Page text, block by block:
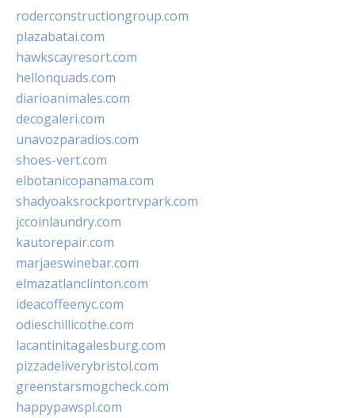
roderconstructiongroup.com
plazabatai.com
hawkscayresort.com
hellonquads.com
diarioanimales.com
decogaleri.com
unavozparadios.com
shoes-vert.com
elbotanicopanama.com
shadyoaksrockportrvpark.com
jccoinlaundry.com
kautorepair.com
marjaeswinebar.com
elmazatlanclinton.com
ideacoffeenyc.com
odieschillicothe.com
lacantinitagalesburg.com
pizzadeliverybristol.com
greenstarsmogcheck.com
happypawspl.com